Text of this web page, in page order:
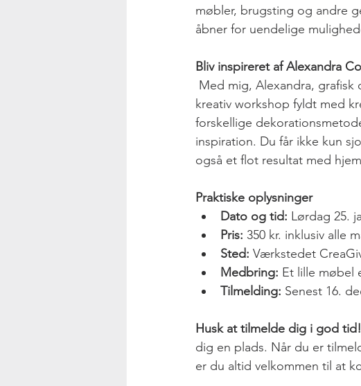
møbler, brugsting og andre
åbner for uendelige
Bliv inspireret af Alexandra
kreativ workshop fyldt med
forskellige
inspiration. Du får ikke kun
også et flot resultat med
Praktiske oplysninger
Dato og tid: Lørdag 25.
Pris: 350 kr. inklusiv alle
Sted: Værkstedet
Medbring: Et lille møbel
Tilmelding: Senest 16.
Husk at tilmelde dig i god tid!
dig en plads. Når du er
er du altid velkommen til at